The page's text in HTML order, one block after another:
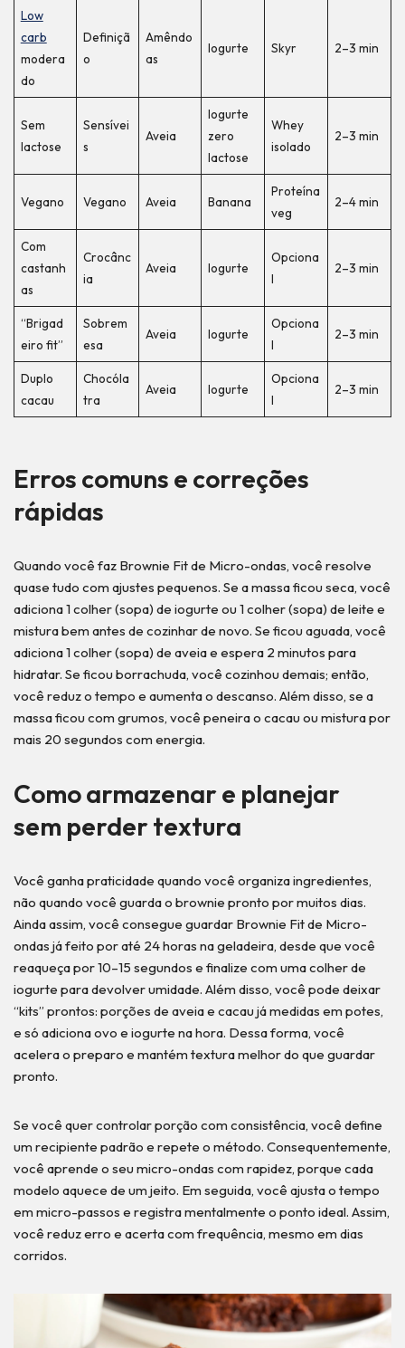
Low
carb
modera
do
Definiçã
o
Amêndo
as
Iogurte Skyr 2–3 min
Sem
lactose
Sensívei
s
Aveia
Iogurte
zero
lactose
Whey
isolado
2–3 min
Vegano Vegano Aveia Banana
Proteína
veg
2–4 min
Com
castanh
as
Crocânc
ia
Aveia Iogurte
Opciona
l
2–3 min
“Brigad
eiro fit”
Sobrem
esa
Aveia Iogurte
Opciona
l
2–3 min
Duplo
cacau
Chocóla
tra
Aveia Iogurte
Opciona
l
2–3 min
Erros comuns e correções
rápidas
Quando você faz Brownie Fit de Micro-ondas, você resolve
quase tudo com ajustes pequenos. Se a massa ficou seca, você
adiciona 1 colher (sopa) de iogurte ou 1 colher (sopa) de leite e
mistura bem antes de cozinhar de novo. Se ficou aguada, você
adiciona 1 colher (sopa) de aveia e espera 2 minutos para
hidratar. Se ficou borrachuda, você cozinhou demais; então,
você reduz o tempo e aumenta o descanso. Além disso, se a
massa ficou com grumos, você peneira o cacau ou mistura por
mais 20 segundos com energia.
Como armazenar e planejar
sem perder textura
Você ganha praticidade quando você organiza ingredientes,
não quando você guarda o brownie pronto por muitos dias.
Ainda assim, você consegue guardar Brownie Fit de Micro-
ondas já feito por até 24 horas na geladeira, desde que você
reaqueça por 10–15 segundos e finalize com uma colher de
iogurte para devolver umidade. Além disso, você pode deixar
“kits” prontos: porções de aveia e cacau já medidas em potes,
e só adiciona ovo e iogurte na hora. Dessa forma, você
acelera o preparo e mantém textura melhor do que guardar
pronto.
Se você quer controlar porção com consistência, você define
um recipiente padrão e repete o método. Consequentemente,
você aprende o seu micro-ondas com rapidez, porque cada
modelo aquece de um jeito. Em seguida, você ajusta o tempo
em micro-passos e registra mentalmente o ponto ideal. Assim,
você reduz erro e acerta com frequência, mesmo em dias
corridos.